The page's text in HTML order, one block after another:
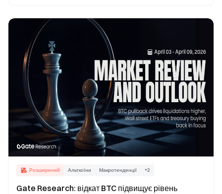
Розширений Альткоїни Макротенденції +2
Gate Research: відкат BTC підвищує рівень